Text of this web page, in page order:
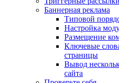
Баннерная реклама
Типовой
Настройка
Размещение
Ключевые
страницы
Вывод
сайта